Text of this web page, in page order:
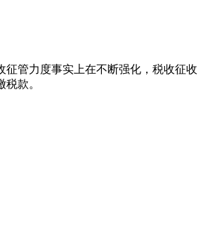
管力度事实上在不断强化，税收征收
款。